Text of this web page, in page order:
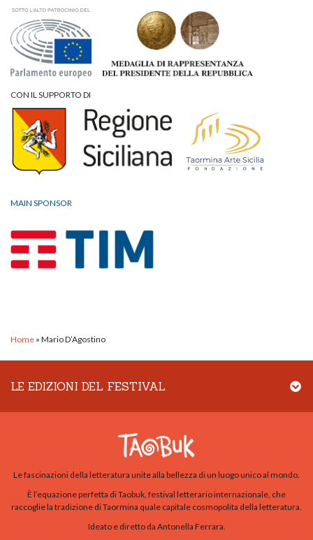
CON IL SUPPORTO DI
MAIN SPONSOR
Home » Mario D’Agostino
LE EDIZIONI DEL FESTIVAL
Le fascinazioni della letteratura unite alla bellezza di un luogo unico al mondo.
È l’equazione perfetta di Taobuk, festival letterario internazionale, che
raccoglie la tradizione di Taormina quale capitale cosmopolita della letteratura.
Ideato e diretto da Antonella Ferrara.